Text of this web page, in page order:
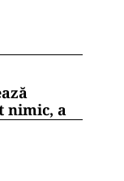
nimic, a